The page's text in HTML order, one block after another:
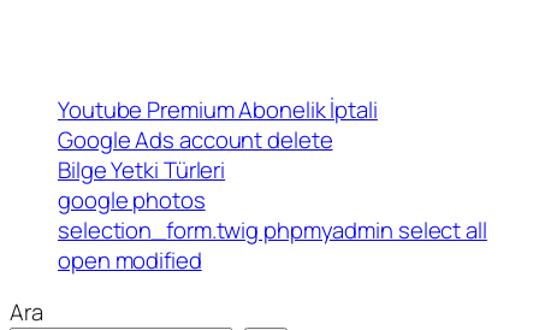
Youtube Premium Abonelik İptali
Google Ads account delete
Bilge Yetki Türleri
google photos
selection_form.twig phpmyadmin select all
open modified
Ara